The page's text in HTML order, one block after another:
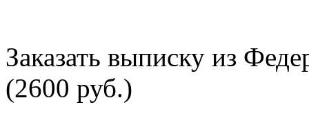
Заказать выписку из
(2600 руб.)